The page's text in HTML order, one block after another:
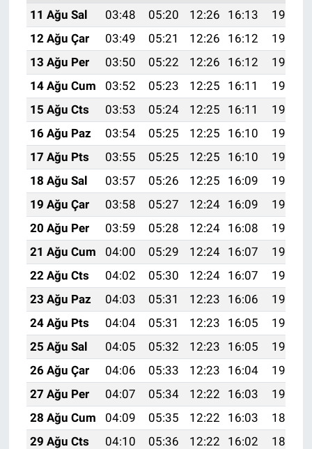
11 Ağu Sal
03:48 05:20 12:26 16:13
19:22
12 Ağu Çar
03:49 05:21 12:26 16:12
19:20
13 Ağu Per
03:50 05:22 12:26 16:12
19:19
14 Ağu Cum
03:52 05:23 12:25 16:11
19:18
15 Ağu Cts
03:53 05:24 12:25 16:11
19:17
16 Ağu Paz
03:54 05:25 12:25 16:10
19:15
17 Ağu Pts
03:55 05:25 12:25 16:10
19:14
18 Ağu Sal
03:57 05:26 12:25 16:09
19:13
19 Ağu Çar
03:58 05:27 12:24 16:09
19:12
20 Ağu Per
03:59 05:28 12:24 16:08
19:10
21 Ağu Cum
04:00 05:29 12:24 16:07
19:09
22 Ağu Cts
04:02 05:30 12:24 16:07
19:08
23 Ağu Paz
04:03 05:31 12:23 16:06
19:06
24 Ağu Pts
04:04 05:31 12:23 16:05
19:05
25 Ağu Sal
04:05 05:32 12:23 16:05
19:03
26 Ağu Çar
04:06 05:33 12:23 16:04
19:02
27 Ağu Per
04:07 05:34 12:22 16:03
19:01
28 Ağu Cum
04:09 05:35 12:22 16:03
18:59
29 Ağu Cts
04:10 05:36 12:22 16:02
18:58